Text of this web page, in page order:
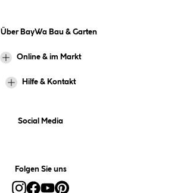
Über BayWa Bau & Garten
Online & im Markt
Hilfe & Kontakt
Social Media
Folgen Sie uns